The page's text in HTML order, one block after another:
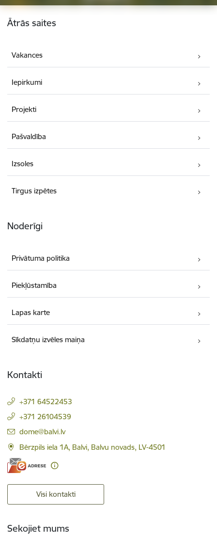
Kājene
Ātrās saites
Vakances
Iepirkumi
Projekti
Pašvaldība
Izsoles
Tirgus izpētes
Noderīgi
Privātuma politika
Piekļūstamība
Lapas karte
Sīkdatņu izvēles maiņa
Kontakti
+371 64522453
+371 26104539
E-pasts:
dome@balvi.lv
Bērzpils iela 1A, Balvi, Balvu novads, LV-4501
Visi kontakti
Sekojiet mums